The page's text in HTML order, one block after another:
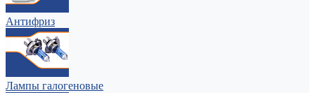
Антифриз
Лампы галогеновые